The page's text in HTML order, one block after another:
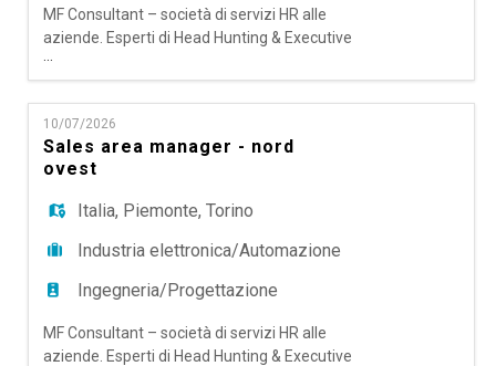
MF Consultant – società di servizi HR alle
aziende. Esperti di Head Hunting & Executive
Search; Talent Acquisition Outsourching e RPO,
Temporary Manager e Coaching & Mentoring,
ricerca per importante cliente settore
automazione un Sales Manager Italia.
Responsabilità - Definire, pianificare e
implementare la strategia commerciale
nazionale, in li
10/07/2026
Sales area manager - nord
ovest
Italia, Piemonte,Torino
Industria elettronica/Automazione
Ingegneria/Progettazione
MF Consultant – società di servizi HR alle
aziende. Esperti di Head Hunting & Executive